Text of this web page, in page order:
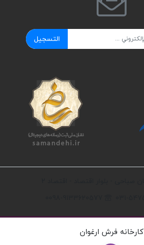
التسجيل
کارخانه فرش ارغوان